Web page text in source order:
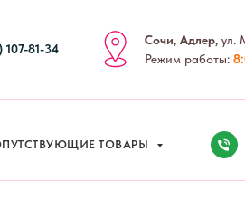
107-81-34
Сочи, Адлер, ул.
Режим работы:
ТОВАРЫ
ТОВАРЫ